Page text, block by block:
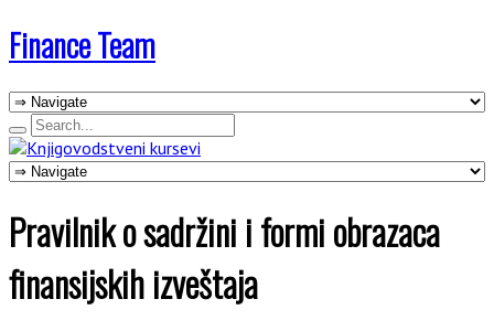
Finance Team
Pravilnik o sadržini i formi obrazaca
finansijskih izveštaja